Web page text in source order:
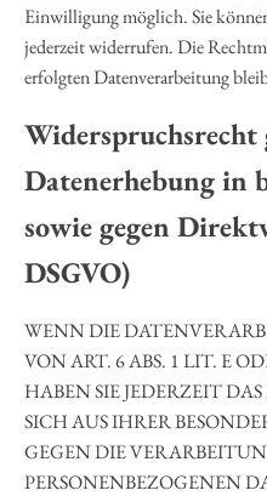
Einwilligung möglich. Sie
jederzeit widerrufen. Die
erfolgten Datenverarbeitung
Widerspruchsrecht
Datenerhebung in
sowie gegen
DSGVO)
WENN DIE
VON ART. 6 ABS. 1 LIT. E
HABEN SIE JEDERZEIT
SICH AUS IHRER
GEGEN DIE
PERSONENBEZOGENEN